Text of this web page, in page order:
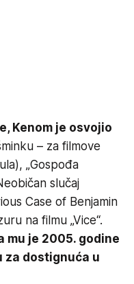
Kenom je osvojio
– za filmove
„Gospođa
slučaj
Case of Benjamin
na filmu „Vice“.
mu je 2005. godine
za dostignuća u